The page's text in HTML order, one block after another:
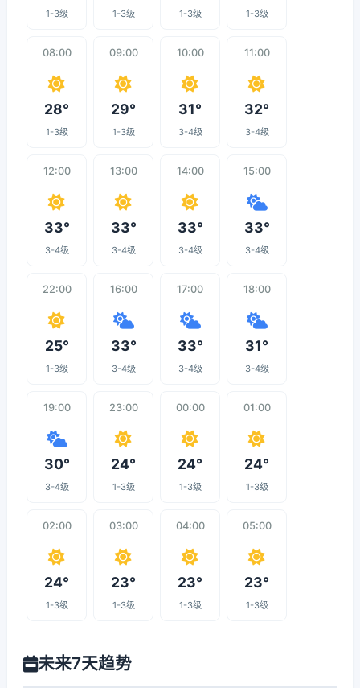
1-3级 1-3级 1-3级 1-3级
08:00
28°
1-3级
09:00
29°
1-3级
10:00
31°
3-4级
11:00
32°
3-4级
12:00
33°
3-4级
13:00
33°
3-4级
14:00
33°
3-4级
15:00
33°
3-4级
22:00
25°
1-3级
16:00
33°
3-4级
17:00
33°
3-4级
18:00
31°
3-4级
19:00
30°
3-4级
23:00
24°
1-3级
00:00
24°
1-3级
01:00
24°
1-3级
02:00
24°
1-3级
03:00
23°
1-3级
04:00
23°
1-3级
05:00
23°
1-3级
未来7天趋势